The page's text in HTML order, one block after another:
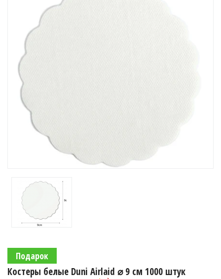
Подарок
Костеры белые Duni Airlaid ⌀ 9 см 1000 штук